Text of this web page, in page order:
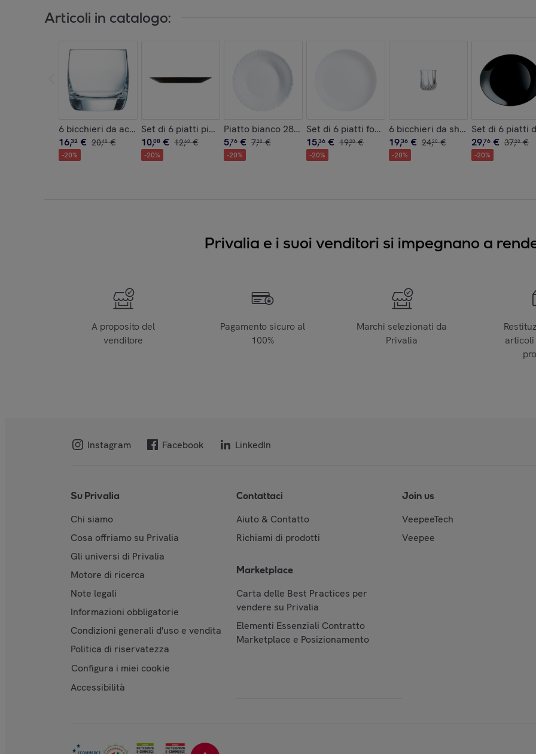
Articoli in catalogo:
6 bicchieri da acqua 20 cl Vigne - Chef&Sommelier
16,32 € 20,40 €
-20%
Set di 6 piatti piani Harena Neri - Luminarc
10,08 € 12,60 €
-20%
Piatto bianco 28cl Feston - Luminarc
5,76 € 7,20 €
-20%
Set di 6 piatti fondi neri 17 cm Friend's Time -
15,36 € 19,20 €
-20%
6 bicchieri da shot vintage 4,5cl
19,36 € 24,20 €
-20%
Set di 6 piatti
29,76 € 37,20 €
-20%
Privalia e i suoi venditori si impegnano a
A proposito del
venditore
Pagamento sicuro al
100%
Marchi selezionati da
Privalia
articoli
Instagram Facebook LinkedIn
Su Privalia
Chi siamo
Cosa offriamo su Privalia
Gli universi di Privalia
Motore di ricerca
Note legali
Informazioni obbligatorie
Condizioni generali d'uso e vendita
Politica di riservatezza
Configura i miei cookie
Accessibilità
Contattaci
Aiuto & Contatto
Richiami di prodotti
Marketplace
Carta delle Best Practices per
vendere su Privalia
Elementi Essenziali Contratto
Marketplace e Posizionamento
Join us
VeepeeTech
Veepee